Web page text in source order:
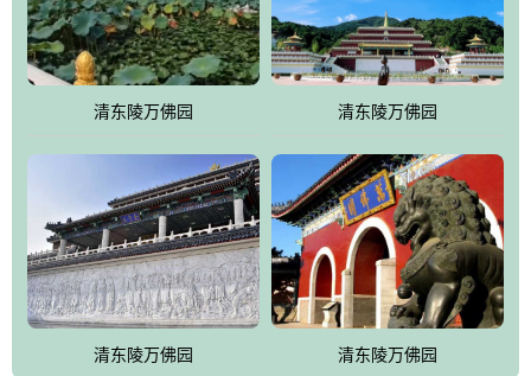
园手法相结合的默契操作，建成一处特色鲜明、服务周全、环境优
美、民族风格突出，与周边文物古迹交相呼应的极具吸引力的花园
式园林。
万佛园工程一期占地448亩，目前完成投资近12亿元人民币，园区采
用全仿古式建筑，寻求与世界文化遗产地清东陵的和谐统一，在园
区建设中寻求陵园建设与景区建设的有机融合，充分发挥独一无二
的地形优势，打造现代艺术园林，建设旅游景观、寺庙、酒店等综
合服务设施，服务于陵园经营，使企业的多元化经营项目相互依
托、相互促进，园区绿化覆盖率达90%。
设计建造各种墓地墓位3万个；主体建筑金宝塔，墓位容量8万个，
能适应不同消费阶层的需求，为客户提供墓碑设计制作服务、特色
清东陵万佛园 清东陵万佛园
清东陵万佛园 清东陵万佛园